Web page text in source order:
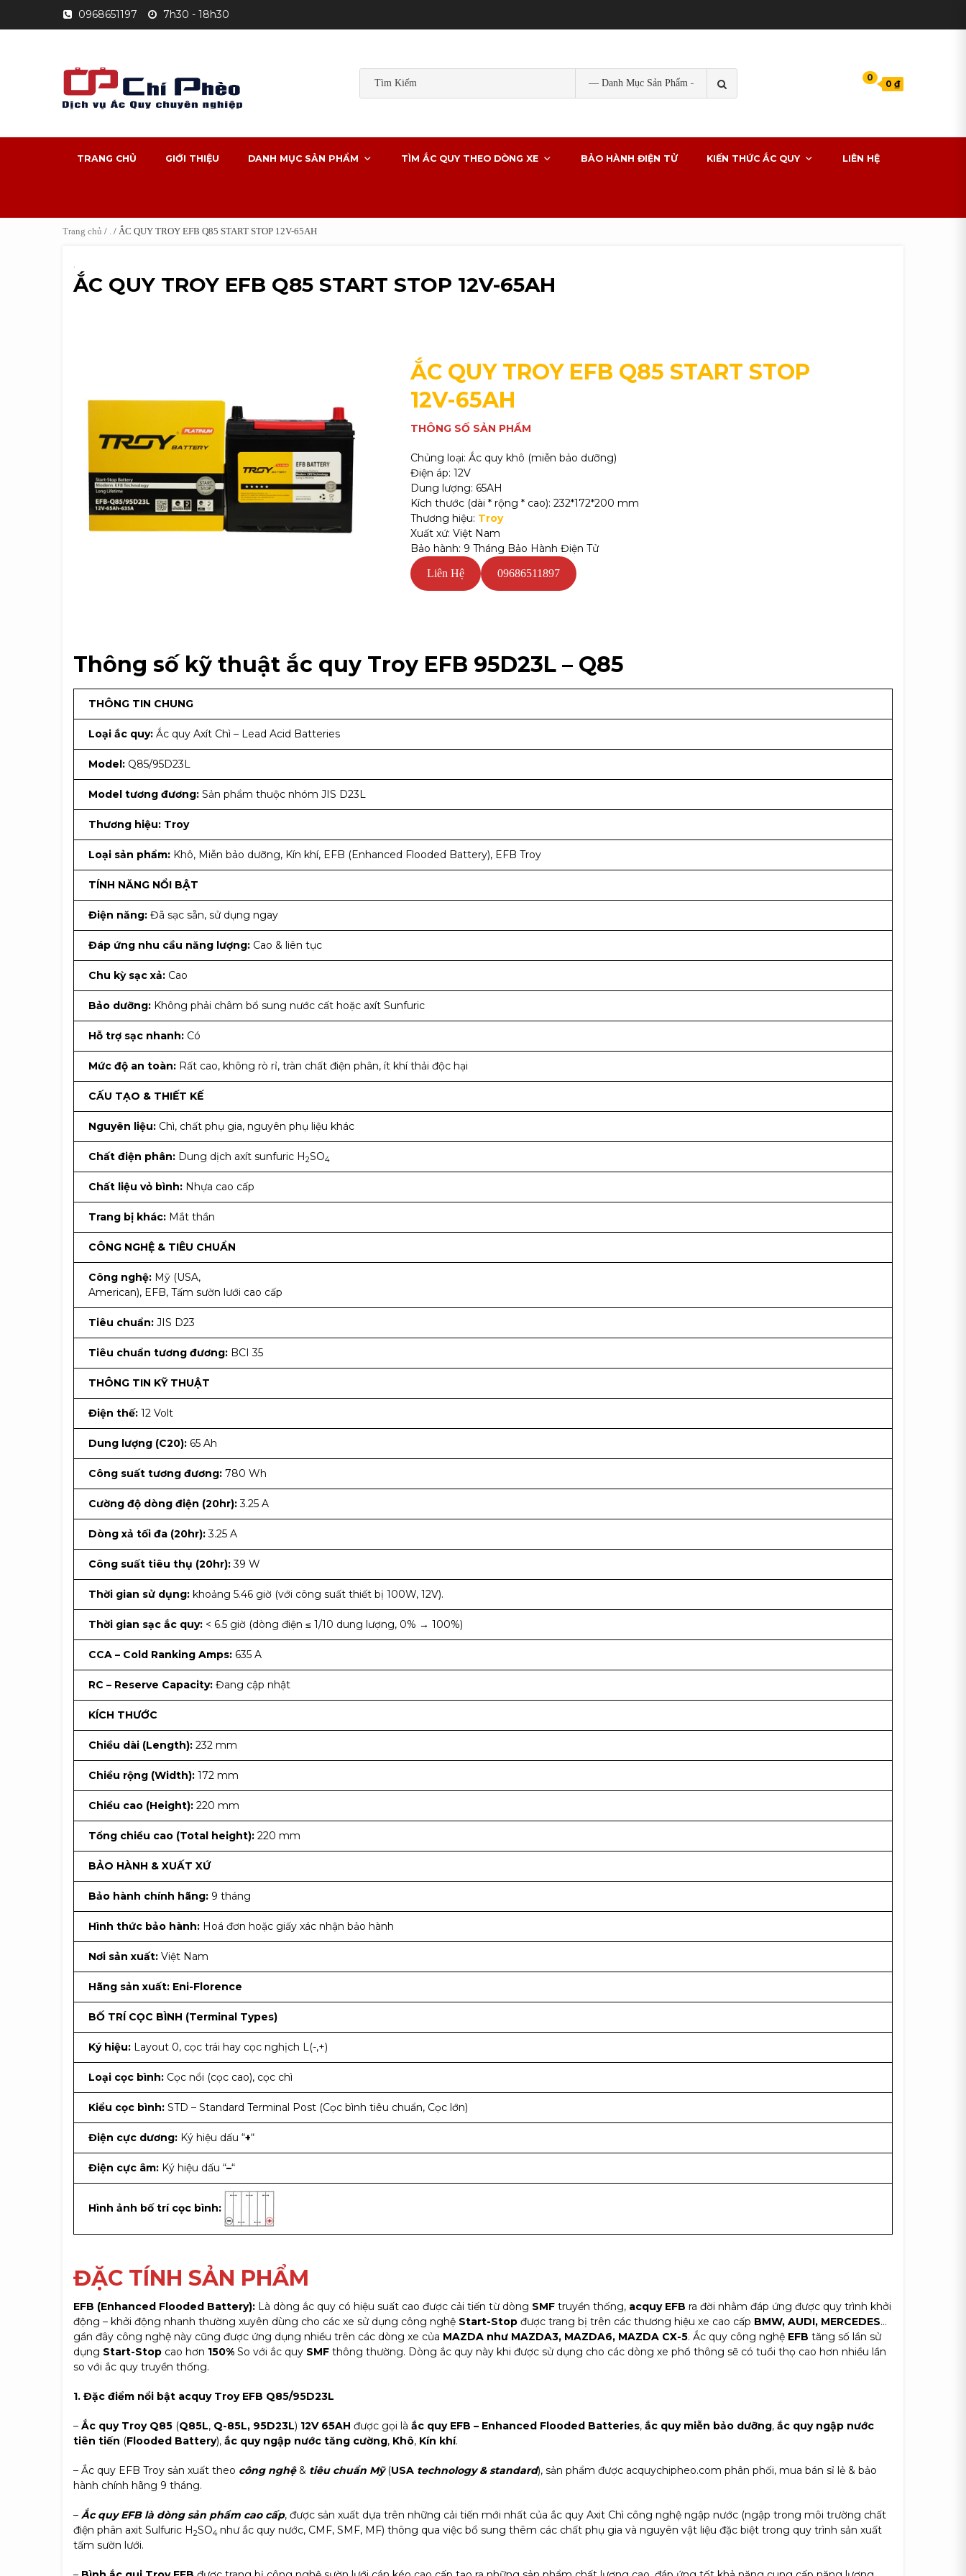
0968651197 7h30 - 18h30
KIẾM
0
0 ₫
TRANG CHỦ GIỚI THIỆU DANH MỤC SẢN PHẨM TÌM ẮC QUY THEO DÒNG XE BẢO HÀNH ĐIỆN TỬ KIẾN THỨC ẮC QUY LIÊN HỆ
Trang chủ / / ẮC QUY TROY EFB Q85 START STOP 12V-65AH
ẮC QUY TROY EFB Q85 START STOP 12V-65AH
ẮC QUY TROY EFB Q85 START STOP
12V-65AH
THÔNG SỐ SẢN PHẨM
Chủng loại: Ắc quy khô (miễn bảo dưỡng)
Điện áp: 12V
Dung lượng: 65AH
Kích thước (dài * rộng * cao): 232*172*200 mm
Thương hiệu: Troy
Xuất xứ: Việt Nam
Bảo hành: 9 Tháng Bảo Hành Điện Tử
Liên Hệ 09686511897
Thông số kỹ thuật ắc quy Troy EFB 95D23L – Q85
THÔNG TIN CHUNG
Loại ắc quy: Ắc quy Axít Chì – Lead Acid Batteries
Model: Q85/95D23L
Model tương đương: Sản phẩm thuộc nhóm JIS D23L
Thương hiệu: Troy
Loại sản phẩm: Khô, Miễn bảo dưỡng, Kín khí, EFB (Enhanced Flooded Battery), EFB Troy
TÍNH NĂNG NỔI BẬT
Điện năng: Đã sạc sẵn, sử dụng ngay
Đáp ứng nhu cầu năng lượng: Cao & liên tục
Chu kỳ sạc xả: Cao
Bảo dưỡng: Không phải châm bổ sung nước cất hoặc axít Sunfuric
Hỗ trợ sạc nhanh: Có
Mức độ an toàn: Rất cao, không rò rỉ, tràn chất điện phân, ít khí thải độc hại
CẤU TẠO & THIẾT KẾ
Nguyên liệu: Chì, chất phụ gia, nguyên phụ liệu khác
Chất điện phân: Dung dịch axít sunfuric H2SO4
Chất liệu vỏ bình: Nhựa cao cấp
Trang bị khác: Mắt thần
CÔNG NGHỆ & TIÊU CHUẨN
Công nghệ: Mỹ (USA,
American), EFB, Tấm sườn lưới cao cấp
Tiêu chuẩn: JIS D23
Tiêu chuẩn tương đương: BCI 35
THÔNG TIN KỸ THUẬT
Điện thế: 12 Volt
Dung lượng (C20): 65 Ah
Công suất tương đương: 780 Wh
Cường độ dòng điện (20hr):3.25 A
Dòng xả tối đa (20hr):3.25 A
Công suất tiêu thụ (20hr):39 W
Thời gian sử dụng: khoảng 5.46 giờ (với công suất thiết bị 100W, 12V).
Thời gian sạc ắc quy: < 6.5 giờ (dòng điện ≤ 1/10 dung lượng, 0% → 100%)
CCA – Cold Ranking Amps: 635 A
RC – Reserve Capacity: Đang cập nhật
KÍCH THƯỚC
Chiều dài (Length): 232 mm
Chiều rộng (Width): 172 mm
Chiều cao (Height): 220 mm
Tổng chiều cao (Total height): 220 mm
BẢO HÀNH & XUẤT XỨ
Bảo hành chính hãng: 9 tháng
Hình thức bảo hành: Hoá đơn hoặc giấy xác nhận bảo hành
Nơi sản xuất: Việt Nam
Hãng sản xuất: Eni-Florence
BỐ TRÍ CỌC BÌNH (Terminal Types)
Ký hiệu: Layout 0, cọc trái hay cọc nghịch L(-,+)
Loại cọc bình: Cọc nổi (cọc cao), cọc chì
Kiểu cọc bình: STD – Standard Terminal Post (Cọc bình tiêu chuẩn, Cọc lớn)
Điện cực dương: Ký hiệu dấu “+“
Điện cực âm: Ký hiệu dấu “–“
Hình ảnh bố trí cọc bình:
ĐẶC TÍNH SẢN PHẨM
EFB (Enhanced Flooded Battery): Là dòng ắc quy có hiệu suất cao được cải tiến từ dòng SMF truyền thống, acquy EFB ra đời nhằm đáp ứng được quy trình khởi
động – khởi động nhanh thường xuyên dùng cho các xe sử dụng công nghệ Start-Stop được trang bị trên các thương hiệu xe cao cấp BMW, AUDI, MERCEDES…
gần đây công nghệ này cũng được ứng dụng nhiều trên các dòng xe của MAZDA như MAZDA3, MAZDA6, MAZDA CX-5. Ắc quy công nghệ EFB tăng số lần sử
dụng Start-Stop cao hơn 150% So với ắc quy SMF thông thường. Dòng ắc quy này khi được sử dụng cho các dòng xe phổ thông sẽ có tuổi thọ cao hơn nhiều lần
so với ắc quy truyền thống.
1. Đặc điểm nổi bật acquy Troy EFB Q85/95D23L
– Ắc quy Troy Q85 (Q85L, Q-85L, 95D23L) 12V 65AH được gọi là ắc quy EFB – Enhanced Flooded Batteries, ắc quy miễn bảo dưỡng, ắc quy ngập nước
tiên tiến (Flooded Battery), ắc quy ngập nước tăng cường, Khô, Kín khí.
– Ắc quy EFB Troy sản xuất theo công nghệ& tiêu chuẩn Mỹ(USA technology & standard), sản phẩm được acquychipheo.com phân phối, mua bán sỉ lẻ & bảo
hành chính hãng 9 tháng.
– Ắc quy EFB là dòng sản phẩm cao cấp, được sản xuất dựa trên những cải tiến mới nhất của ắc quy Axit Chì công nghệ ngập nước (ngập trong môi trường chất
điện phân axit Sulfuric H2SO4 như ắc quy nước, CMF, SMF, MF) thông qua việc bổ sung thêm các chất phụ gia và nguyên vật liệu đặc biệt trong quy trình sản xuất
tấm sườn lưới.